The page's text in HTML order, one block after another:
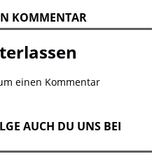
KOMMENTAR
einen Kommentar
AUCH DU UNS BEI